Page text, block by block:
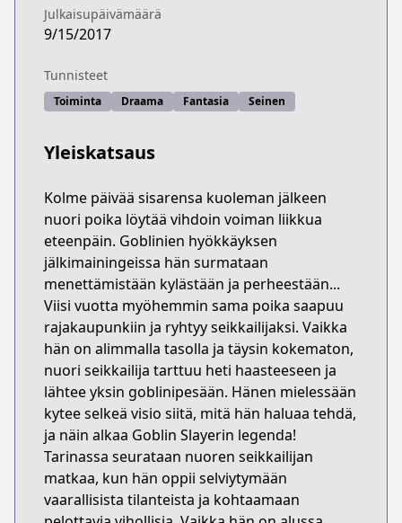
Julkaisupäivämäärä
9/15/2017
Tunnisteet
Toiminta Draama Fantasia Seinen
Yleiskatsaus
Kolme päivää sisarensa kuoleman jälkeen
nuori poika löytää vihdoin voiman liikkua
eteenpäin. Goblinien hyökkäyksen
jälkimainingeissa hän surmataan
menettämistään kylästään ja perheestään...
Viisi vuotta myöhemmin sama poika saapuu
rajakaupunkiin ja ryhtyy seikkailijaksi. Vaikka
hän on alimmalla tasolla ja täysin kokematon,
nuori seikkailija tarttuu heti haasteeseen ja
lähtee yksin goblinipesään. Hänen mielessään
kytee selkeä visio siitä, mitä hän haluaa tehdä,
ja näin alkaa Goblin Slayerin legenda!
Tarinassa seurataan nuoren seikkailijan
matkaa, kun hän oppii selviytymään
vaarallisista tilanteista ja kohtaamaan